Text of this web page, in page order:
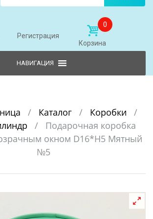
Регистрация
0
Корзина
/ Каталог / Коробки
/
/
Подарочная коробка
окном D16*H5 Мятный
№5